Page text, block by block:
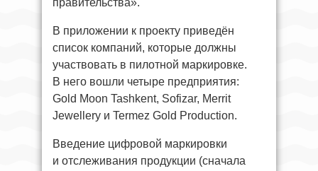
правительства».
В приложении к проекту приведён
список компаний, которые должны
участвовать в пилотной маркировке.
В него вошли четыре предприятия:
Gold Moon Tashkent, Sofizar, Merrit
Jewellery и Termez Gold Production.
Введение цифровой маркировки
и отслеживания продукции (сначала